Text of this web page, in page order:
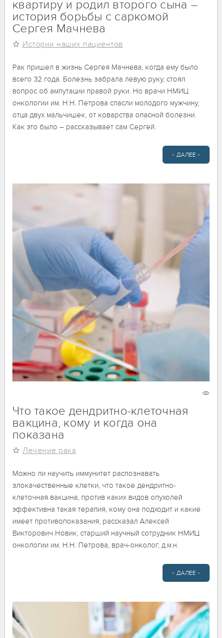
квартиру и родил второго сына –
история борьбы с саркомой
Сергея Мачнева
Истории наших пациентов
Рак пришел в жизнь Сергея Мачнева, когда ему было
всего 32 года. Болезнь забрала левую руку, стоял
вопрос об ампутации правой руки. Но врачи НМИЦ
онкологии им. Н.Н. Петрова спасли молодого мужчину,
отца двух мальчишек, от коварства опасной болезни.
Как это было – рассказывает сам Сергей.
- ДАЛЕЕ -
Что такое дендритно-клеточная
вакцина, кому и когда она
показана
Лечение рака
Можно ли научить иммунитет распознавать
злокачественные клетки, что такое дендритно-
клеточная вакцина, против каких видов опухолей
эффективна такая терапия, кому она подходит и какие
имеет противопоказания, рассказал Алексей
Викторович Новик, старший научный сотрудник НМИЦ
онкологии им. Н.Н. Петрова, врач-онколог, д.м.н.
- ДАЛЕЕ -